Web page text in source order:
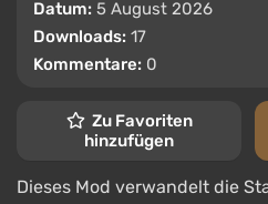
Datum: 5 August 2026
Downloads: 17
Kommentare: 0
Zu Favoriten
hinzufügen
Dieses Mod verwandelt die